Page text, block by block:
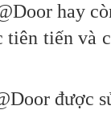
hay
tiên tiến và
được sử